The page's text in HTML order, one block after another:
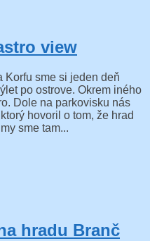
view
Korfu sme si jeden deň
po ostrove. Okrem iného
Dole na parkovisku nás
hovoril o tom, že hrad
sme tam...
hradu Branč